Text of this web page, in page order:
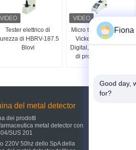
Tester elettrico di
di HBRV-187.5
Blovi
Micro tester di durezza
Vickers di HV-1000
Digital, micro macchina
di prova di durezza
del metal detector
dei prodotti
metal detector con
SUS 201
220V 50hz dello SpA della
Fiona
Good day,
for?